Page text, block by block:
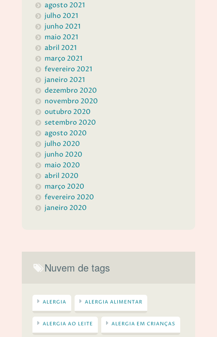
agosto 2021
julho 2021
junho 2021
maio 2021
abril 2021
março 2021
fevereiro 2021
janeiro 2021
dezembro 2020
novembro 2020
outubro 2020
setembro 2020
agosto 2020
julho 2020
junho 2020
maio 2020
abril 2020
março 2020
fevereiro 2020
janeiro 2020
Nuvem de tags
ALERGIA ALERGIA ALIMENTAR
ALERGIA AO LEITE ALERGIA EM CRIANÇAS